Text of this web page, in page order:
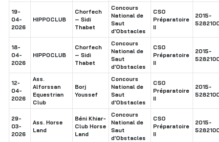
19-
04-
2026
HIPPOCLUB
Chorfech
– Sidi
Thabet
Concours
National de
Saut
d'Obstacles
CSO
Préparatoire
II
2015-
18-
04-
2026
HIPPOCLUB
Chorfech
– Sidi
Thabet
Concours
National de
Saut
d'Obstacles
CSO
Préparatoire
II
2015-
12-
04-
2026
Ass.
Alforssan
Equestrian
Club
Borj
Youssef
Concours
National de
Saut
d'Obstacles
CSO
Préparatoire
II
2015-
29-
03-
2026
Ass. Horse
Land
Béni Khiar-
Club Horse
Land
Concours
National de
Saut
d'Obstacles
CSO
Préparatoire
II
2015-